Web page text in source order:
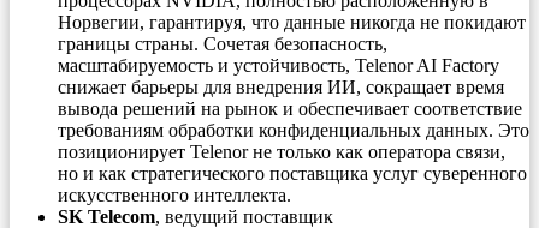
Норвегии, гарантируя, что данные никогда не покидают
границы страны. Сочетая безопасность,
масштабируемость и устойчивость, Telenor AI Factory
снижает барьеры для внедрения ИИ, сокращает время
вывода решений на рынок и обеспечивает соответствие
требованиям обработки конфиденциальных данных. Это
позиционирует Telenor не только как оператора связи,
но и как стратегического поставщика услуг суверенного
искусственного интеллекта.
SK Telecom, ведущий поставщик